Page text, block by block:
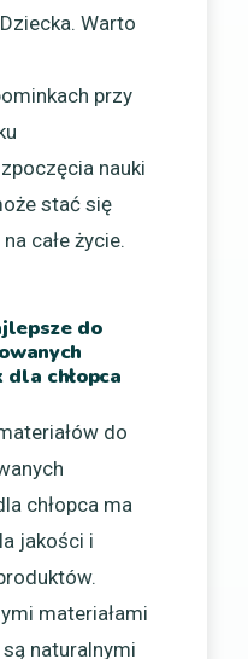
Warto
przy
nauki
stać się
całe życie.
do
chłopca
do
chłopca ma
jakości i
materiałami
są naturalnymi